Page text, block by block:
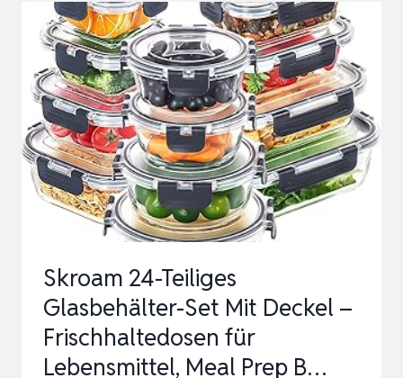
SET,
20
TEILE
(10
BEHÄLTER,
10
DECKEL),
SPÜLMASCHINENFEST,
MIKROWE…
Skroam 24-Teiliges
Glasbehälter-Set Mit Deckel –
Frischhaltedosen für
Lebensmittel, Meal Prep B…